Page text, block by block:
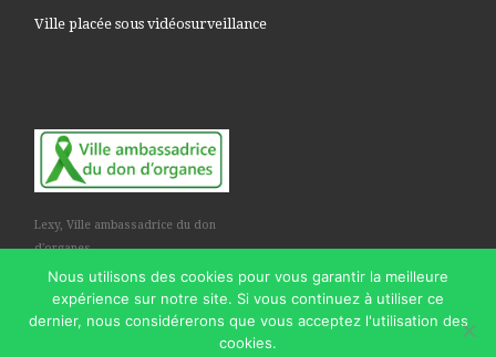
Ville placée sous vidéosurveillance
Lexy, Ville ambassadrice du don
d'organes
Commune de Lexy– Tous droits réservés
Nous utilisons des cookies pour vous garantir la meilleure
expérience sur notre site. Si vous continuez à utiliser ce
dernier, nous considérerons que vous acceptez l'utilisation des
cookies.